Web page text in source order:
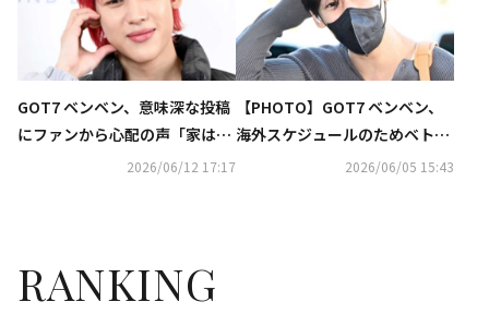
GOT7 ベンベン、意味深な投稿
にファンから心配の声「家は地
獄のように感じる」2026/06/12 17:17
【PHOTO】GOT7 ベンベン、
海外スケジュールのためベトナ
2026/06/05 15:43
RANKING